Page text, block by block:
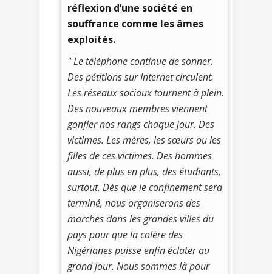
réflexion d’une société en
souffrance comme les âmes
exploités.
" Le téléphone continue de sonner.
Des pétitions sur Internet circulent.
Les réseaux sociaux tournent à plein.
Des nouveaux membres viennent
gonfler nos rangs chaque jour. Des
victimes. Les mères, les sœurs ou les
filles de ces victimes. Des hommes
aussi, de plus en plus, des étudiants,
surtout. Dès que le confinement sera
terminé, nous organiserons des
marches dans les grandes villes du
pays pour que la colère des
Nigérianes puisse enfin éclater au
grand jour. Nous sommes là pour